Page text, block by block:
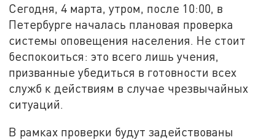
Сегодня, 4 марта, утром, после 10:00, в
Петербурге началась плановая проверка
системы оповещения населения. Не стоит
беспокоиться: это всего лишь учения,
призванные убедиться в готовности всех
служб к действиям в случае чрезвычайных
ситуаций.
В рамках проверки будут задействованы